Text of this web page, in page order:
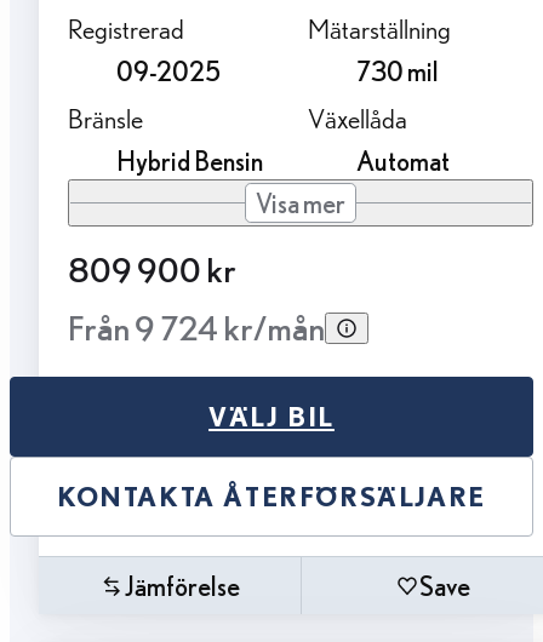
Registrerad
09-2025
Mätarställning
730 mil
Bränsle
Hybrid Bensin
Växellåda
Automat
Visa mer
809 900 kr
Från 9 724 kr/mån
VÄLJ BIL
KONTAKTA ÅTERFÖRSÄLJARE
Jämförelse Save